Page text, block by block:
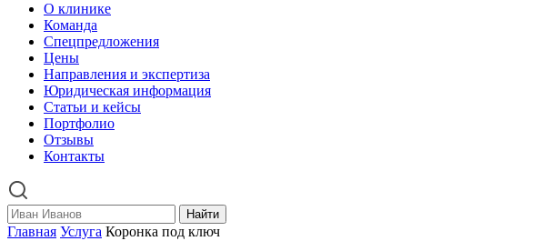
О клинике
Команда
Спецпредложения
Цены
Направления и экспертиза
Юридическая информация
Статьи и кейсы
Портфолио
Отзывы
Контакты
Найти
Главная Услуга Коронка под ключ